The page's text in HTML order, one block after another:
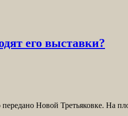
его выставки?
Новой Третьяковке. На